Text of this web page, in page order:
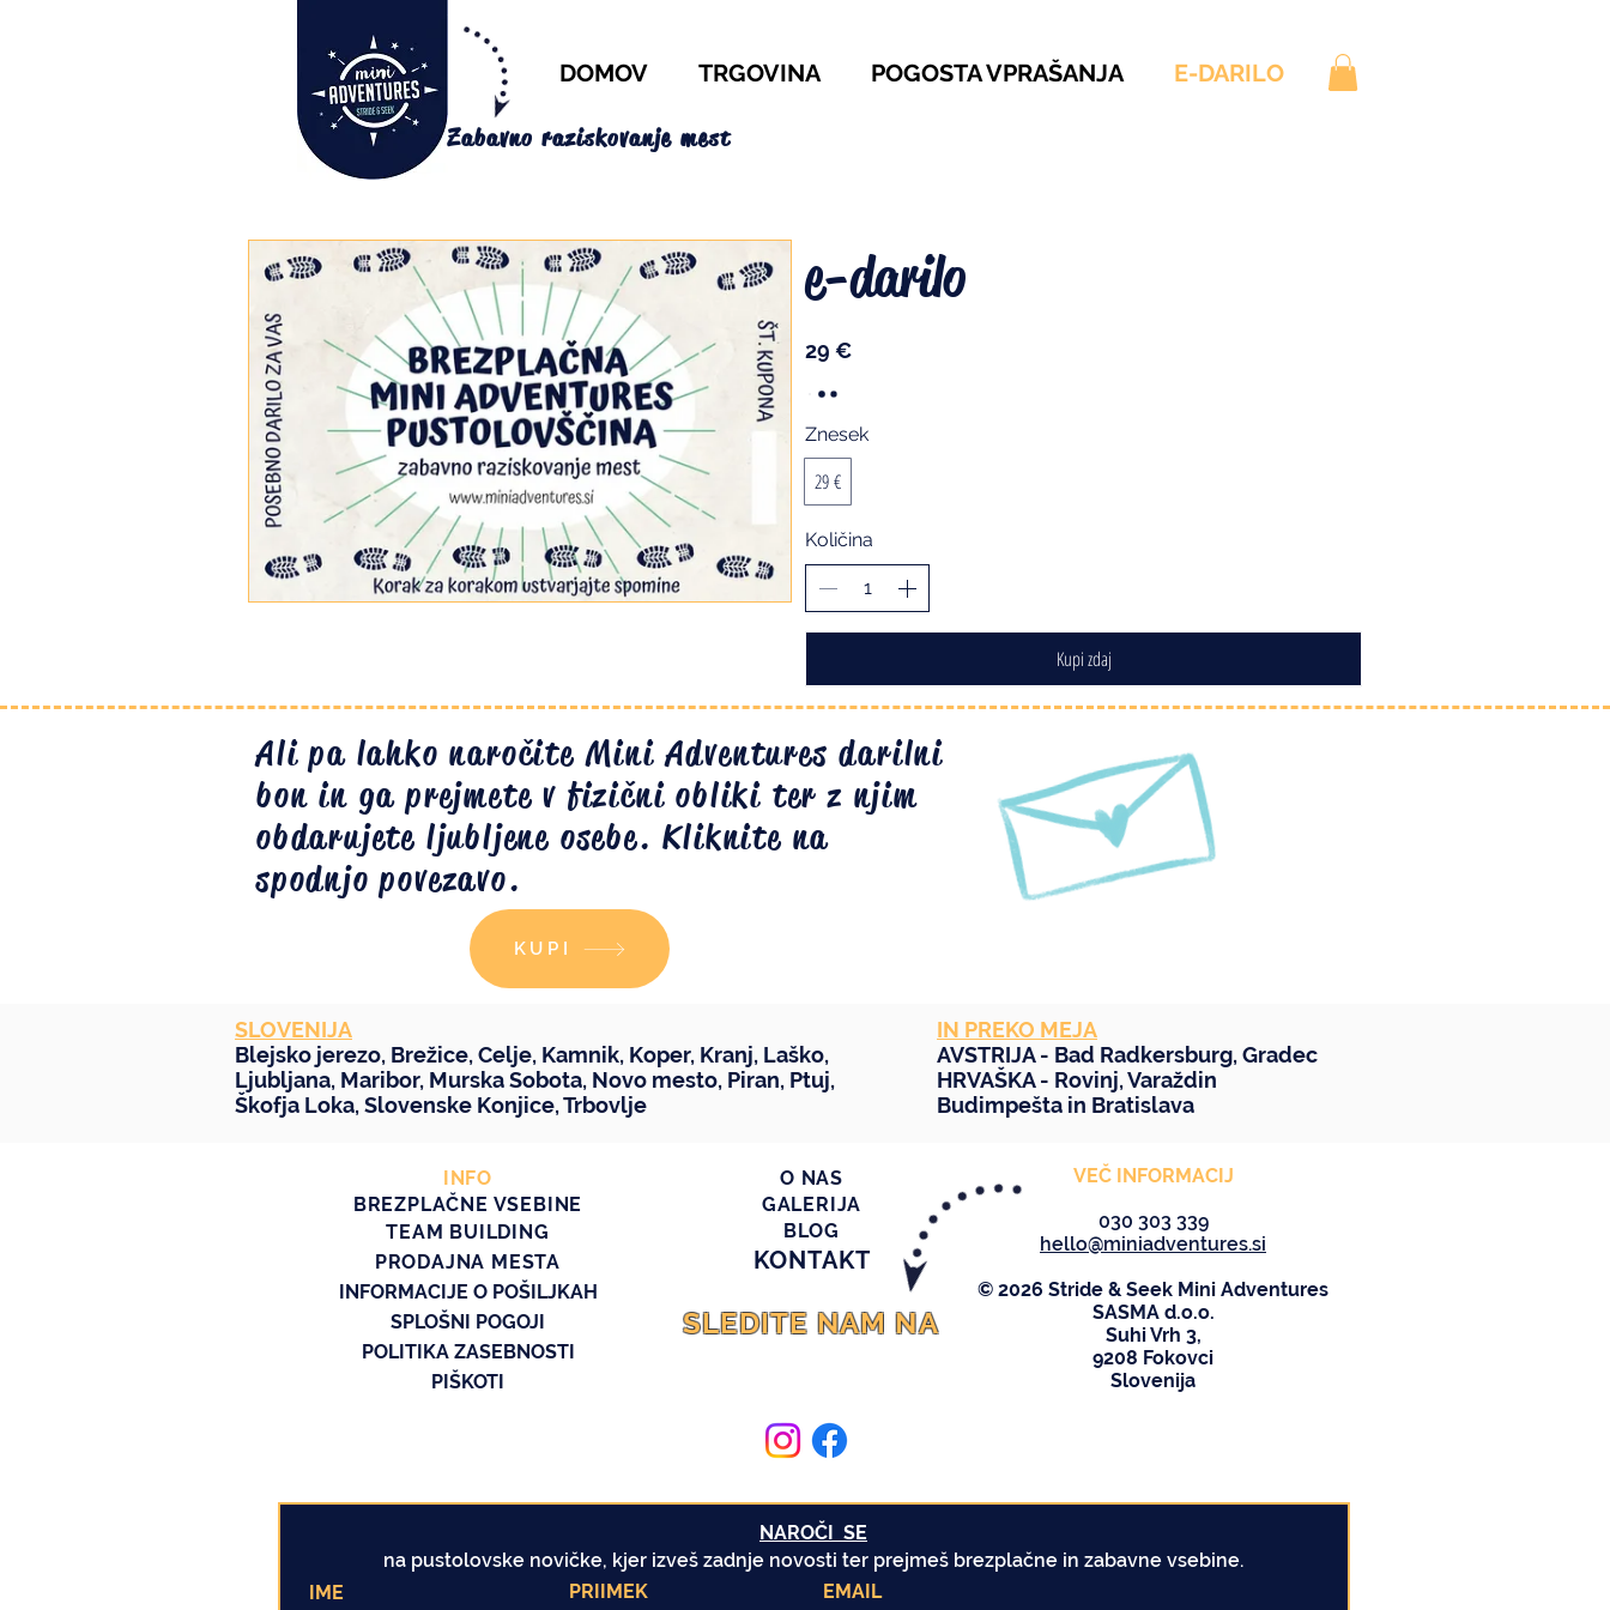
DOMOV TRGOVINA POGOSTA VPRAŠANJA E-DARILO
Zabavno raziskovanje mest
e-darilo
29 €
Znesek
29 €
Količina
Kupi zdaj
Ali pa lahko naročite Mini Adventures darilni
bon in ga prejmete v fizični obliki ter z njim
obdarujete ljubljene osebe. Kliknite na
spodnjo povezavo.
KUPI
SLOVENIJA
Blejsko jerezo, Brežice,Celje, Kamnik, Koper, Kranj, Laško,
Ljubljana, Maribor, Murska Sobota, Novo mesto, Piran, Ptuj,
Škofja Loka,Slovenske Konjice,Trbovlje
IN PREKO MEJA
AVSTRIJA - Bad Radkersburg,Gradec
HRVAŠKA - Rovinj,Varaždin
Budimpešta in Bratislava
INFO
BREZPLAČNE VSEBINE
TEAM BUILDING
PRODAJNA MESTA
INFORMACIJE O POŠILJKAH
SPLOŠNI POGOJI
POLITIKA ZASEBNOSTI
PIŠKOTI
O NAS
GALERIJA
BLOG
KONTAKT
SLEDITE NAM NA
VEČ INFORMACIJ
030 303 339
hello@miniadventures.si
© 2026 Stride & Seek Mini Adventures
SASMA d.o.o.
Suhi Vrh 3,
9208 Fokovci
Slovenija
NAROČI SE
na pustolovske novičke, kjer izveš zadnje novosti ter prejmeš brezplačne in zabavne vsebine.
IME
PRIIMEK EMAIL